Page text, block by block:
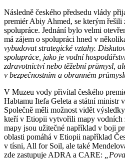
Následně českého předsedu vlády
premiér Abiy Ahmed, se kterým řešili
spolupráce. Jednání bylo velmi
má zájem o spolupráci hned v
vybudovat strategické vztahy.
spolupráce, jako je vodní
zdravotnictví nebo těžební průmysl,
v bezpečnostním a obranném
V Muzeu vody přivítal českého
Habtamu Itefa Geleta a státní ministr
Společně měli možnost vidět
kteří v Etiopii vytvořili mapy vodních
mapy jsou užitečné například v boji
oblasti pomáhá v Etiopii například
v tísni, All for Soil, ale také
zde zastupuje ADRA a CARE: